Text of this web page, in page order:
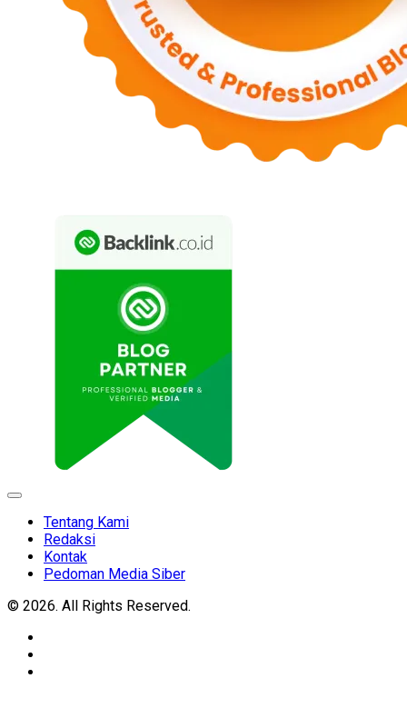
Expand
Tentang Kami
Redaksi
Kontak
Pedoman Media Siber
© 2026. All Rights Reserved.